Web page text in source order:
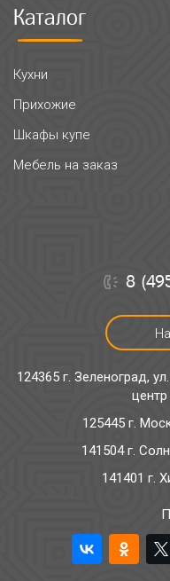
Каталог
Кухни
Прихожие
Шкафы купе
Мебель на заказ
8
124365 г. Зеленоград,
125445 г.
141504 г.
141401 г.